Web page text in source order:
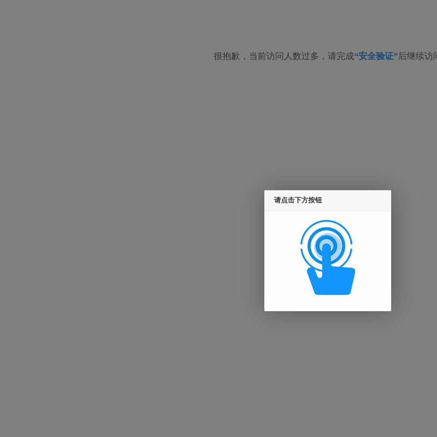
很抱歉，当前访问人数过多，请完成“安全验证”后继续访
请点击下方按钮